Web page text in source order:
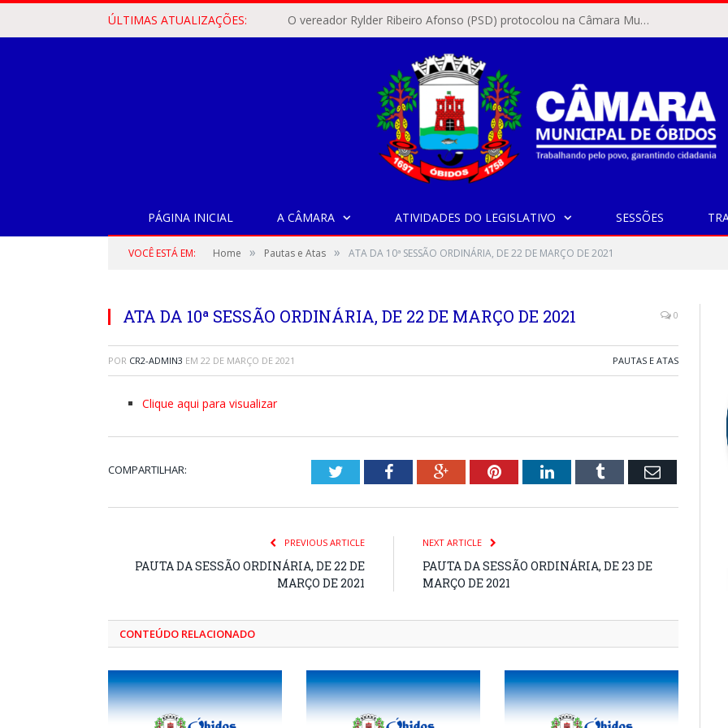
ÚLTIMAS ATUALIZAÇÕES: O vereador Rylder Ribeiro Afonso (PSD) protocolou na Câmara Municipal de Óbidos o Requerimento nº 346/2026.
PÁGINA INICIAL A CÂMARA ATIVIDADES DO LEGISLATIVO SESSÕES
VOCÊ ESTÁ EM: Home » Pautas e Atas » ATA DA 10ª SESSÃO ORDINÁRIA, DE 22 DE MARÇO DE 2021
ATA DA 10ª SESSÃO ORDINÁRIA, DE 22 DE MARÇO DE 2021 0
POR CR2-ADMIN3 EM 22 DE MARÇO DE 2021 PAUTAS E ATAS
Clique aqui para visualizar
COMPARTILHAR: TwitterFacebookGoogle+PinterestLinkedInTumblr Email
PREVIOUS ARTICLE
PAUTA DA SESSÃO ORDINÁRIA, DE 22 DE
MARÇO DE 2021
NEXT ARTICLE
PAUTA DA SESSÃO ORDINÁRIA, DE 23 DE
MARÇO DE 2021
CONTEÚDO RELACIONADO